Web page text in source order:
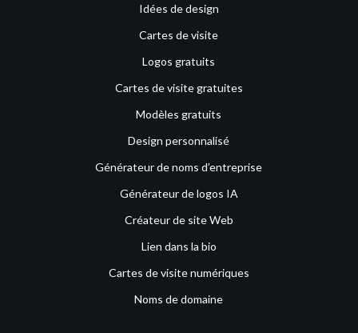
Idées de design
Cartes de visite
Logos gratuits
Cartes de visite gratuites
Modèles gratuits
Design personnalisé
Générateur de noms d’entreprise
Générateur de logos IA
Créateur de site Web
Lien dans la bio
Cartes de visite numériques
Noms de domaine